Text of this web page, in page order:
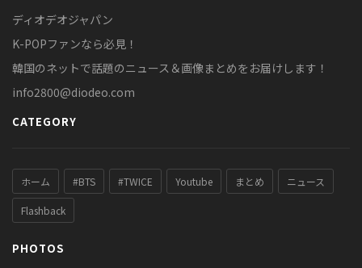
ディオデオジャパン
K-POPファンなら必見！
韓国のネットで話題のニュース＆画像まとめをお届けします！
info2800@diodeo.com
CATEGORY
ホーム #BTS #TWICE Youtube まとめ ニュース
Flashback
PHOTOS